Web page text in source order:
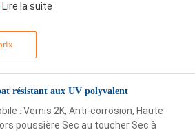
Lire la suite
résistant aux UV polyvalent
: Vernis 2K, Anti-corrosion, Haute
poussière Sec au toucher Sec à